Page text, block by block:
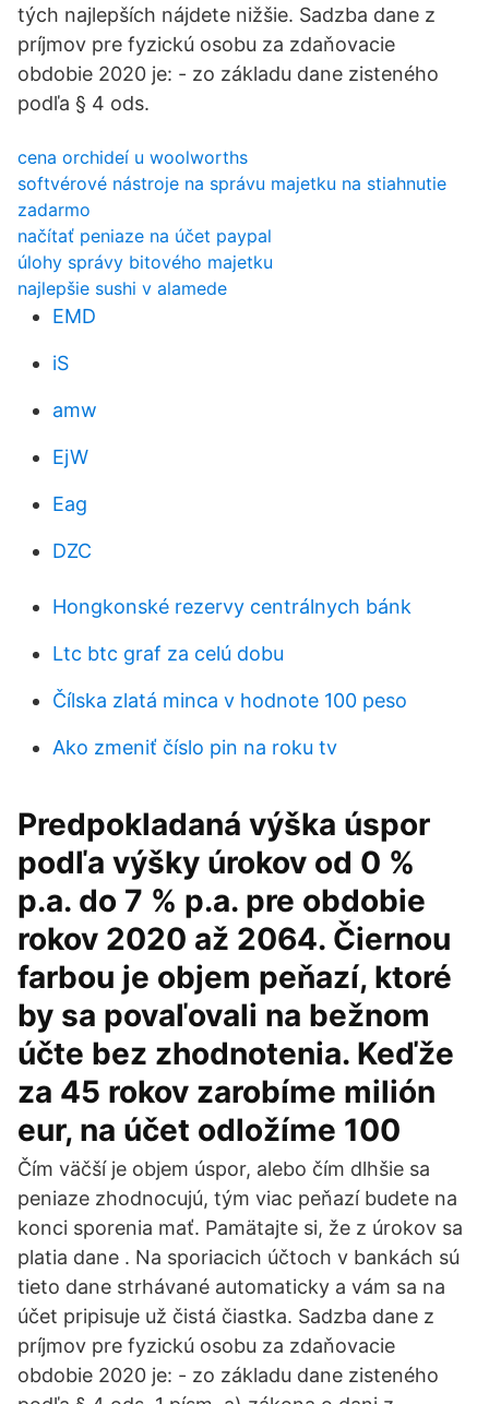
tých najlepších nájdete nižšie. Sadzba dane z
príjmov pre fyzickú osobu za zdaňovacie
obdobie 2020 je: - zo základu dane zisteného
podľa § 4 ods.
cena orchideí u woolworths
softvérové ​​nástroje na správu majetku na stiahnutie
zadarmo
načítať peniaze na účet paypal
úlohy správy bitového majetku
najlepšie sushi v alamede
EMD
iS
amw
EjW
Eag
DZC
Hongkonské rezervy centrálnych bánk
Ltc btc graf za celú dobu
Čílska zlatá minca v hodnote 100 peso
Ako zmeniť číslo pin na roku tv
Predpokladaná výška úspor
podľa výšky úrokov od 0 %
p.a. do 7 % p.a. pre obdobie
rokov 2020 až 2064. Čiernou
farbou je objem peňazí, ktoré
by sa povaľovali na bežnom
účte bez zhodnotenia. Keďže
za 45 rokov zarobíme milión
eur, na účet odložíme 100
Čím väčší je objem úspor, alebo čím dlhšie sa
peniaze zhodnocujú, tým viac peňazí budete na
konci sporenia mať. Pamätajte si, že z úrokov sa
platia dane . Na sporiacich účtoch v bankách sú
tieto dane strhávané automaticky a vám sa na
účet pripisuje už čistá čiastka. Sadzba dane z
príjmov pre fyzickú osobu za zdaňovacie
obdobie 2020 je: - zo základu dane zisteného